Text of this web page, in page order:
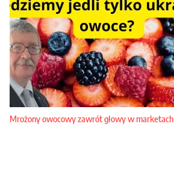
Mrożony owocowy zawrót głowy w marketach